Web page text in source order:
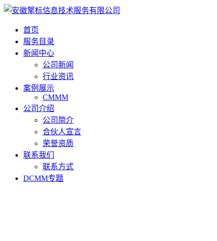
首页
服务目录
新闻中心
公司新闻
行业资讯
案例展示
CMMM
公司介绍
公司简介
合伙人宣言
荣誉资质
联系我们
联系方式
DCMM专题